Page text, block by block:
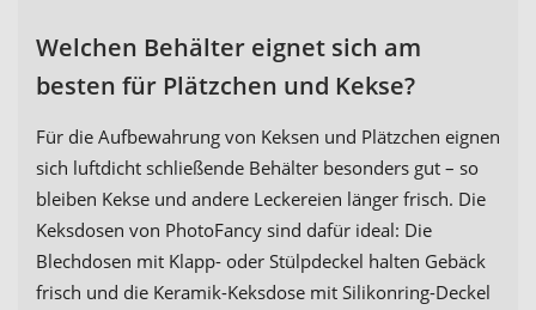
Welchen Behälter eignet sich am
besten für Plätzchen und Kekse?
Für die Aufbewahrung von Keksen und Plätzchen eignen
sich luftdicht schließende Behälter besonders gut – so
bleiben Kekse und andere Leckereien länger frisch. Die
Keksdosen von PhotoFancy sind dafür ideal: Die
Blechdosen mit Klapp- oder Stülpdeckel halten Gebäck
frisch und die Keramik-Keksdose mit Silikonring-Deckel